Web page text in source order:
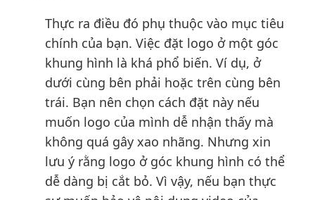
Thực ra điều đó phụ thuộc vào mục tiêu
chính của bạn. Việc đặt logo ở một góc
khung hình là khá phổ biến. Ví dụ, ở
dưới cùng bên phải hoặc trên cùng bên
trái. Bạn nên chọn cách đặt này nếu
muốn logo của mình dễ nhận thấy mà
không quá gây xao nhãng. Nhưng xin
lưu ý rằng logo ở góc khung hình có thể
dễ dàng bị cắt bỏ. Vì vậy, nếu bạn thực